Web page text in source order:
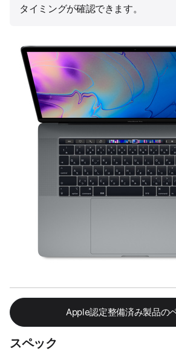
タイミングが確認できます。
Apple認定整備済み製品の
スペック